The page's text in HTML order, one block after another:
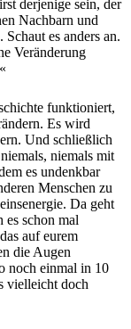
derjenige sein, der
Nachbarn und
Schaut es anders an.
Veränderung
funktioniert,
Es wird
Und schließlich
niemals mit
es undenkbar
Menschen zu
Da geht
es schon mal
auf eurem
die Augen
noch einmal in 10
vielleicht doch